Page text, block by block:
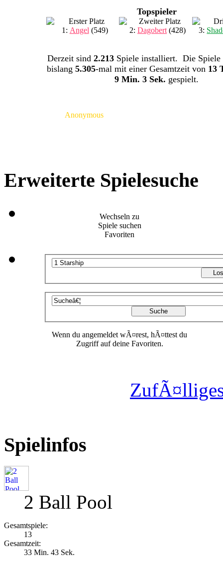
Topspieler
1: Angel (549) 2:Dagobert (428) 3:
Derzeit sind 2.213Spiele installiert. Die Spiele
bislang 5.305-mal mit einer Gesamtzeit von 13
9 Min. 3 Sek. gespielt.
Anonymous
Erweiterte Spielesuche
Wechseln zu
Spiele suchen
Favoriten
Wenn du angemeldet wÃ¤rest, hÃ¤ttest du
Zugriff auf deine Favoriten.
Spielinfos
2 Ball Pool
Gesamtspiele:
13
Gesamtzeit:
33 Min. 43 Sek.